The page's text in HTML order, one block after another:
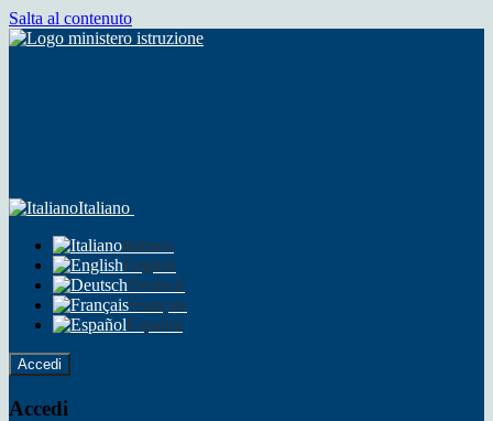
Salta al contenuto
Italiano
Italiano
English
Deutsch
Français
Español
Accedi
Accedi